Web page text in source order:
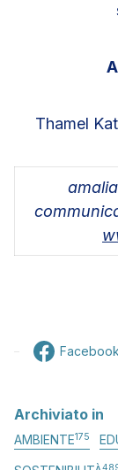
Thamel
Facebook
Archiviato in
AMBIENTE175